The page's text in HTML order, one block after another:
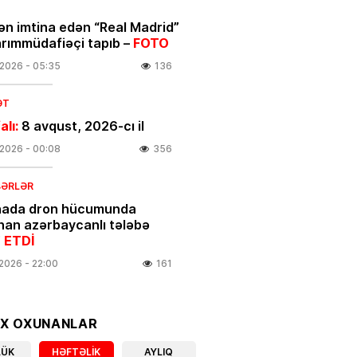
imtina edən “Real Madrid”
tapıb – FOTO
- 05:35 136
8 avqust, 2026-cı il
- 00:08 356
dron hücumunda
azərbaycanlı tələbə
- 22:00 161
direktor müavini
OXUNANLAR
HƏFTƏLIK AYLIQ